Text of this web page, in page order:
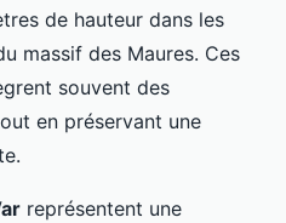
de hauteur dans les
massif des Maures. Ces
souvent des
en préservant une
représentent une